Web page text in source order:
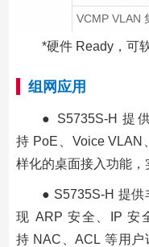
VCMP VLAN
*硬件 Ready，可
组网应用
● S5735S-H 提
持 PoE、Voice VLAN
样化的桌面接入功能，
● S5735S-H 提
现 ARP 安全、IP 安
持 NAC、ACL 等用